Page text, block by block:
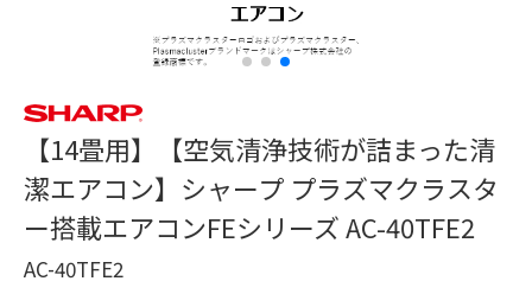
【14畳用】【空気清浄技術が詰まった清
潔エアコン】シャープ プラズマクラスタ
ー搭載エアコンFEシリーズ AC-40TFE2
AC-40TFE2